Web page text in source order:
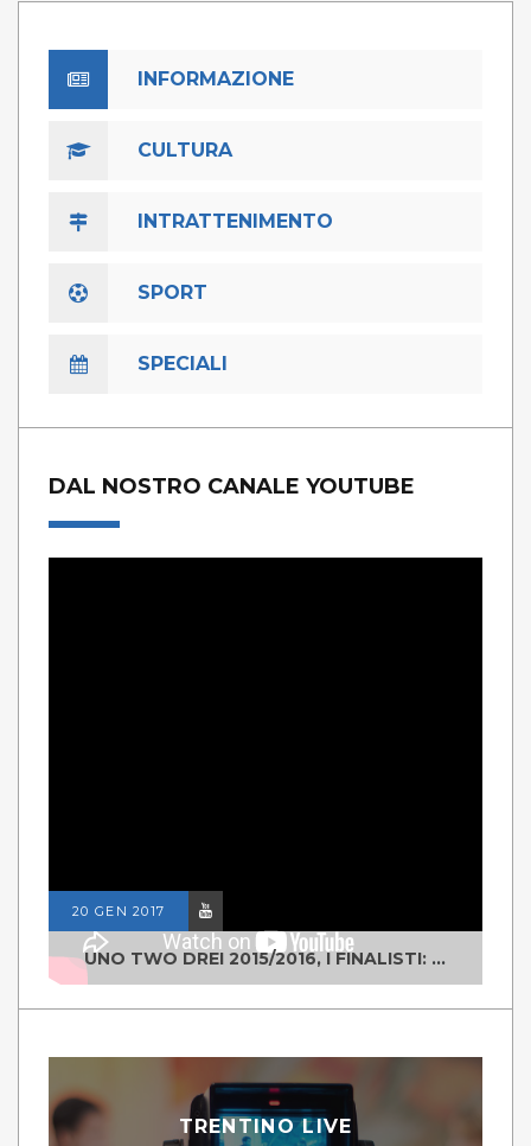
INFORMAZIONE
CULTURA
INTRATTENIMENTO
SPORT
SPECIALI
DAL NOSTRO CANALE YOUTUBE
20 GEN 2017
UNO TWO DREI 2015/2016, I FINALISTI: CLASSE IV ALS ISTITUTO "DEGASPERI" BORGO VALSUGANA
TRENTINO LIVE